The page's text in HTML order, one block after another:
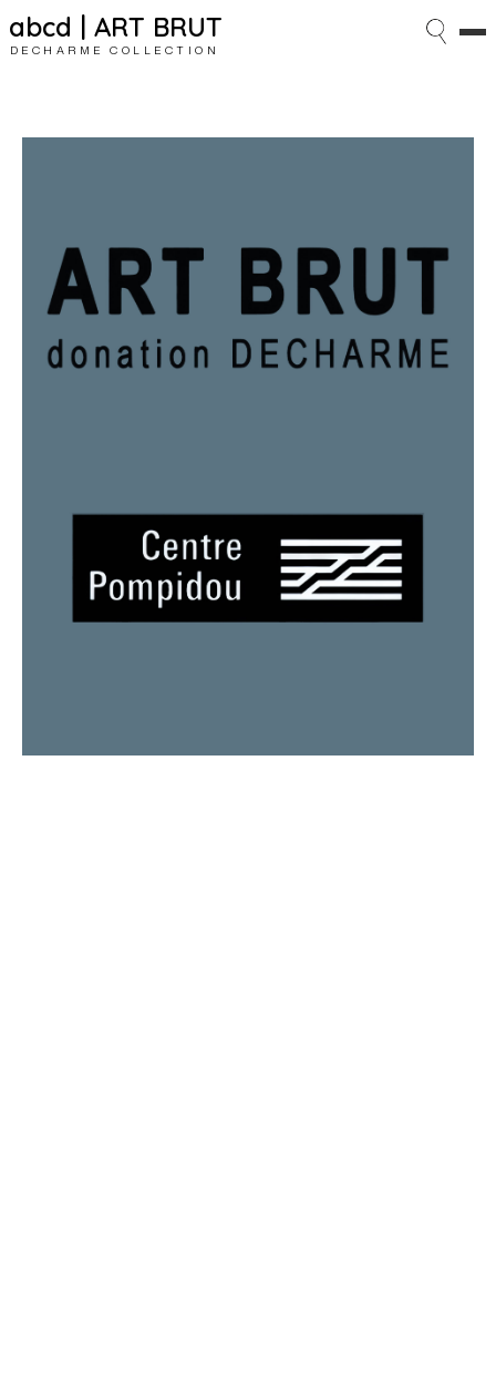
abcd | ART BRUT
DECHARME COLLECTION